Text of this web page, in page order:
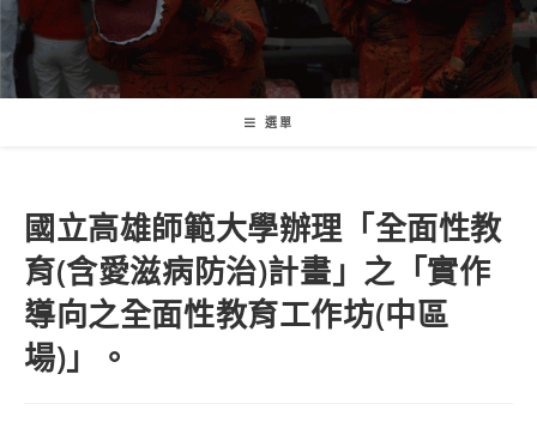
選單
國立高雄師範大學辦理「全面性教
育(含愛滋病防治)計畫」之「實作
導向之全面性教育工作坊(中區
場)」。